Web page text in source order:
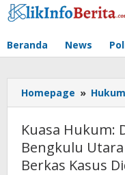
Lewati
ke
Beranda News
Homepage »
Kuasa Hukum:
Bengkulu
Berkas Kasus